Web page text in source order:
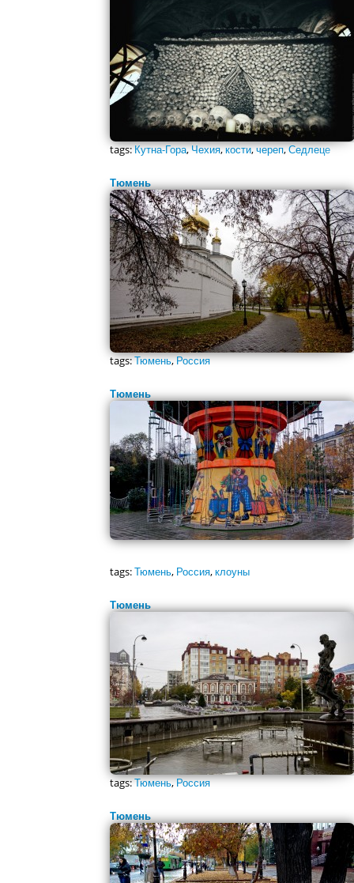
tags:Кутна-Гора,Чехия,кости,череп,Седлеце
Тюмень
tags:Тюмень,Россия
Тюмень
tags:Тюмень, Россия,клоуны
Тюмень
tags:Тюмень,Россия
Тюмень